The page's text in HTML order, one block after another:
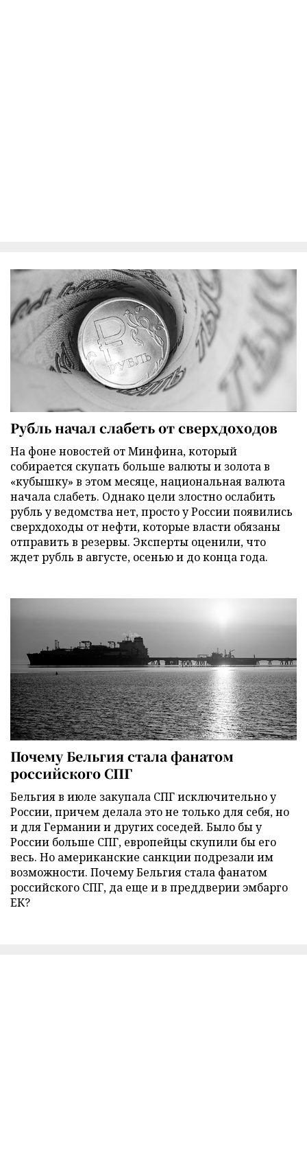
Рубль начал слабеть от сверхдоходов
На фоне новостей от Минфина, который
собирается скупать больше валюты и золота в
«кубышку» в этом месяце, национальная валюта
начала слабеть. Однако цели злостно ослабить
рубль у ведомства нет, просто у России появились
сверхдоходы от нефти, которые власти обязаны
отправить в резервы. Эксперты оценили, что
ждет рубль в августе, осенью и до конца года.
Почему Бельгия стала фанатом
российского СПГ
Бельгия в июле закупала СПГ исключительно у
России, причем делала это не только для себя, но
и для Германии и других соседей. Было бы у
России больше СПГ, европейцы скупили бы его
весь. Но американские санкции подрезали им
возможности. Почему Бельгия стала фанатом
российского СПГ, да еще и в преддверии эмбарго
ЕК?